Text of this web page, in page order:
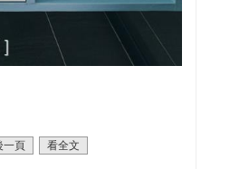
一頁 看全文